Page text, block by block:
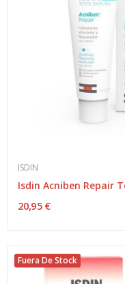
ISDIN
20,95 €
Fuera De Stock